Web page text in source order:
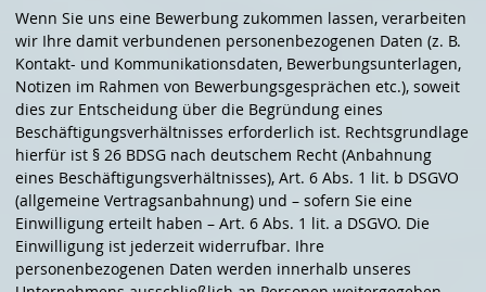
Wenn Sie uns eine Bewerbung zukommen lassen, verarbeiten
wir Ihre damit verbundenen personenbezogenen Daten (z. B.
Kontakt- und Kommunikationsdaten, Bewerbungsunterlagen,
Notizen im Rahmen von Bewerbungsgesprächen etc.), soweit
dies zur Entscheidung über die Begründung eines
Beschäftigungsverhältnisses erforderlich ist. Rechtsgrundlage
hierfür ist § 26 BDSG nach deutschem Recht (Anbahnung
eines Beschäftigungsverhältnisses), Art. 6 Abs. 1 lit. b DSGVO
(allgemeine Vertragsanbahnung) und – sofern Sie eine
Einwilligung erteilt haben – Art. 6 Abs. 1 lit. a DSGVO. Die
Einwilligung ist jederzeit widerrufbar. Ihre
personenbezogenen Daten werden innerhalb unseres